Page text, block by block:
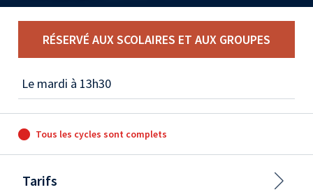
RÉSERVÉ AUX SCOLAIRES ET AUX GROUPES
Le mardi à 13h30
Tous les cycles sont complets
Tarifs